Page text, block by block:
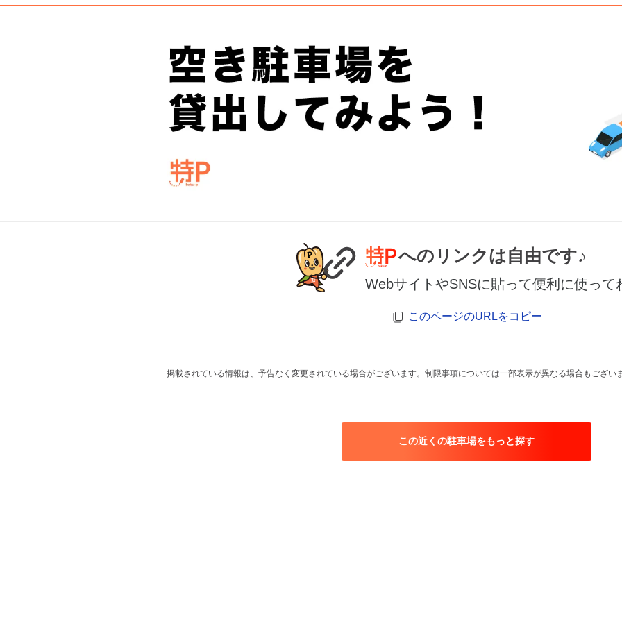
へのリンクは自由です♪
WebサイトやSNSに貼って便利に使って
このページのURLをコピー
掲載されている情報は、予告なく変更されている場合がございます。制限事項については一部表示が異なる場合もござい
この近くの駐車場をもっと探す